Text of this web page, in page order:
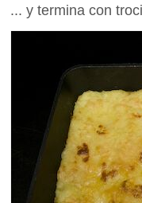
... y termina con